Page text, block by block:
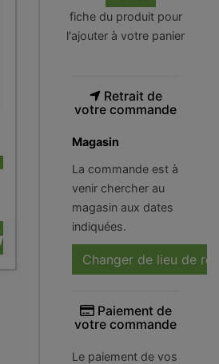
fiche du produit pour
l'ajouter à votre panier
Retrait de
votre commande
Magasin
La commande est à
venir chercher au
magasin aux dates
indiquées.
Changer de lieu de
Paiement de
votre commande
Le paiement de vos